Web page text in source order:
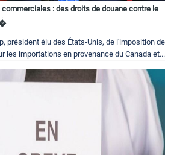
: des droits de douane contre le
président élu des États-Unis, de l'imposition de
les importations en provenance du Canada et...